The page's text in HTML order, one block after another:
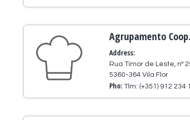
Agrupamento
Address:
Rua Timor de Leste, nº
5360-364 Vila Flor
Pho: Tlm: (+351) 912 234